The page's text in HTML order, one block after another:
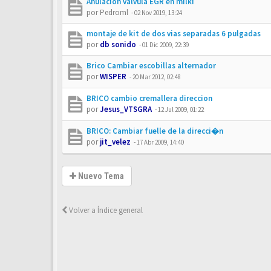
porPedroml -02 Nov 2019, 13:24
montaje de kit de dos vias separadas 6 pulgadas
pordb sonido -01 Dic 2009, 22:39
Brico Cambiar escobillas alternador
porWISPER -20 Mar 2012, 02:48
BRICO cambio cremallera direccion
porJesus_VTSGRA -12 Jul 2009, 01:22
BRICO: Cambiar fuelle de la direcci�n
porjit_velez -17 Abr 2009, 14:40
Nuevo Tema
Volver a Índice general